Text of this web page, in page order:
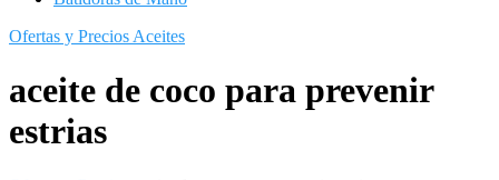
Ofertas y Precios Aceites
aceite de coco para prevenir
estrias